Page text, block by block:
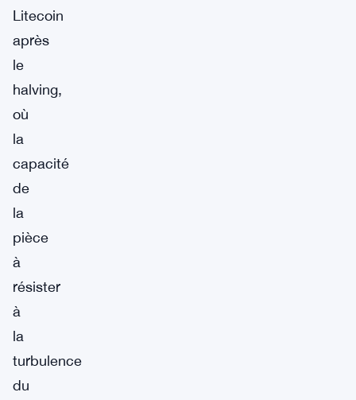
Litecoin
après
le
halving,
où
la
capacité
de
la
pièce
à
résister
à
la
turbulence
du